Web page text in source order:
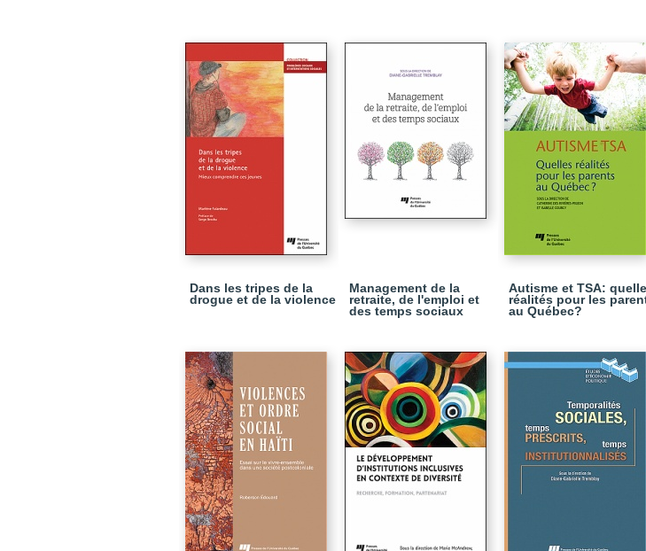
Dans les tripes de la
drogue et de la violence
Management de la
retraite, de l'emploi et
des temps sociaux
Autisme et TSA:
réalités pour les
au Québec?